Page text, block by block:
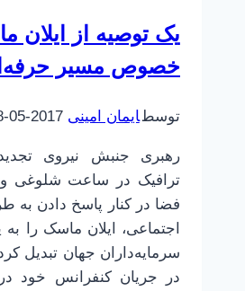
از
برنامه‌هایمان
نمانیم
یک توصیه از ایلان
خصوص مسیر
توسطایمان امینی 2017-05-10
رهبری جنبش نیروی
ترافیک در ساعت شلوغی و
فضا در کنار پاسخ دادن به
اجتماعی، ایلان ماسک را
سرمایه‌داران جهان تبدیل